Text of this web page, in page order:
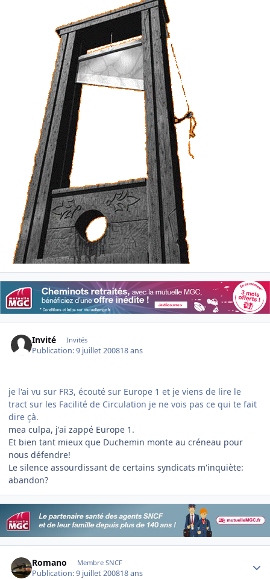
Invité Invités
Publication:9 juillet 200818 ans
je l'ai vu sur FR3, écouté sur Europe 1 et je viens de lire le
tract sur les Facilité de Circulation je ne vois pas ce qui te fait
dire çà.
mea culpa, j'ai zappé Europe 1.
Et bien tant mieux que Duchemin monte au créneau pour
nous défendre!
Le silence assourdissant de certains syndicats m'inquiète:
abandon?
Romano Membre SNCF
Publication:9 juillet 200818 ans